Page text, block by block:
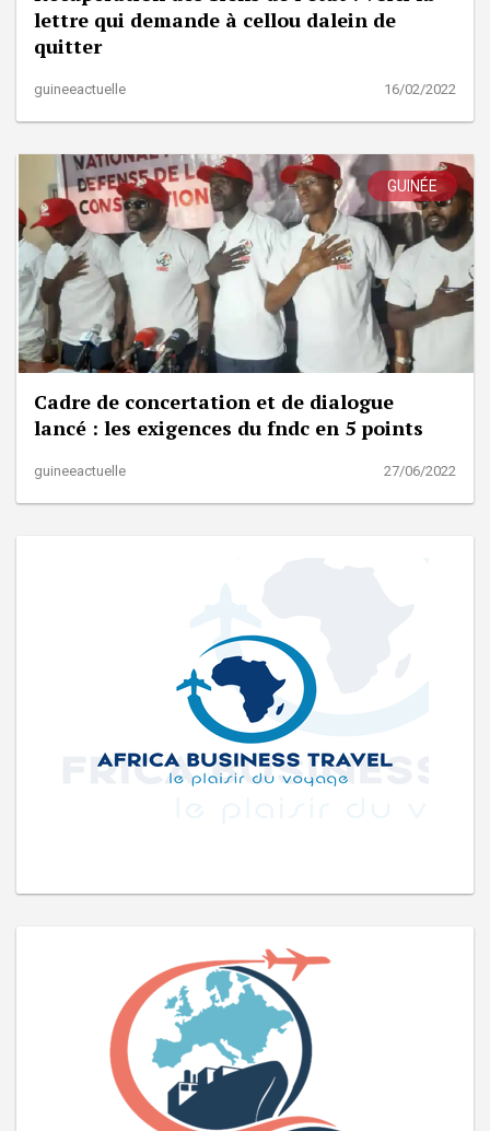
lettre qui demande à cellou dalein de
quitter
guineeactuelle 16/02/2022
GUINÉE
Cadre de concertation et de dialogue
lancé : les exigences du fndc en 5 points
guineeactuelle 27/06/2022